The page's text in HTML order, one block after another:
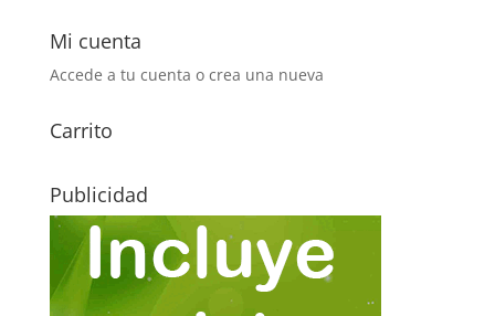
Mi cuenta
Accede a tu cuenta o crea una nueva
Carrito
Publicidad